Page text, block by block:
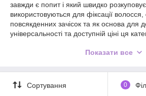
завжди є попит і який швидко
використовуються для фіксації
повсякденних зачісок та як основа для
універсальності та доступній ціні ця
інтернет-магазині «Мадам Брошкіна» ви
асортименту.
У каталозі представлені класичні
підходять для різних типів волосся та
Показати все
Сортування 0